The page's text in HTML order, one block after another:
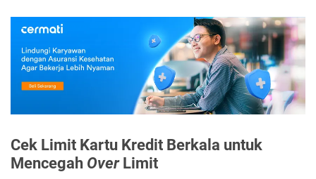
Cek Limit Kartu Kredit Berkala untuk
Mencegah OverLimit